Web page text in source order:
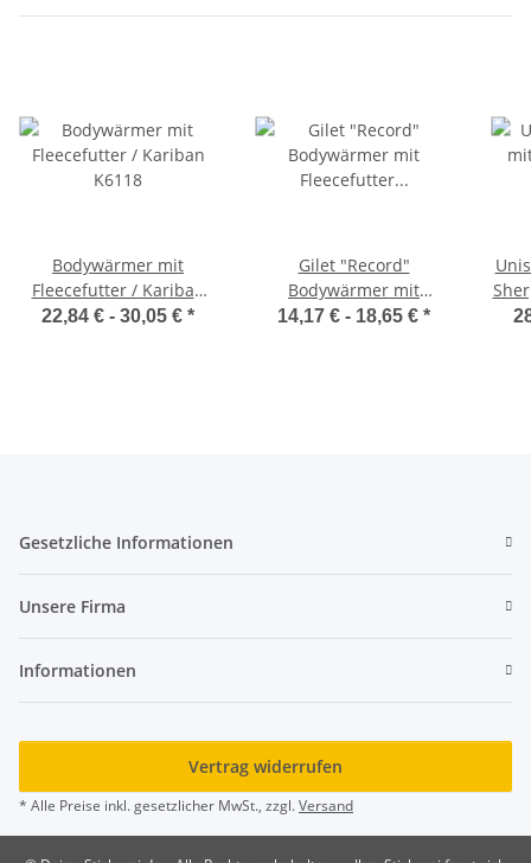
Bodywärmer mit
Fleecefutter / Kariban
K6118
22,84 € - 30,05 € *
Gilet "Record"
Bodywärmer mit
Fleecefutter / Kariban
14,17 € - 18,65 € *
Gesetzliche Informationen
Unsere Firma
Informationen
Vertrag widerrufen
* Alle Preise inkl. gesetzlicher MwSt., zzgl.Versand